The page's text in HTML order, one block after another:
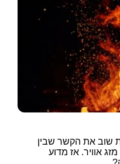
שוב את הקשר שבין
אוויר. אז מדוע